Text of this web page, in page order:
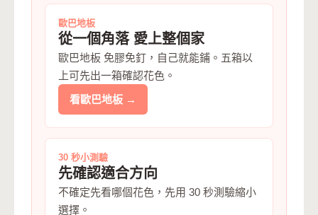
歐巴地板
從一個角落 愛上整個家
歐巴地板 免膠免釘，自己就能鋪。五箱以
上可先出一箱確認花色。
看歐巴地板 →
30 秒小測驗
先確認適合方向
不確定先看哪個花色，先用 30 秒測驗縮小
選擇。